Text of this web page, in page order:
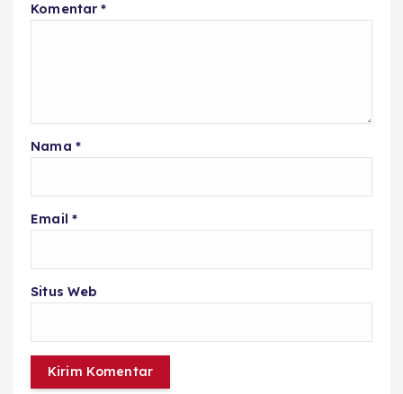
Komentar*
Nama *
Email *
Situs Web